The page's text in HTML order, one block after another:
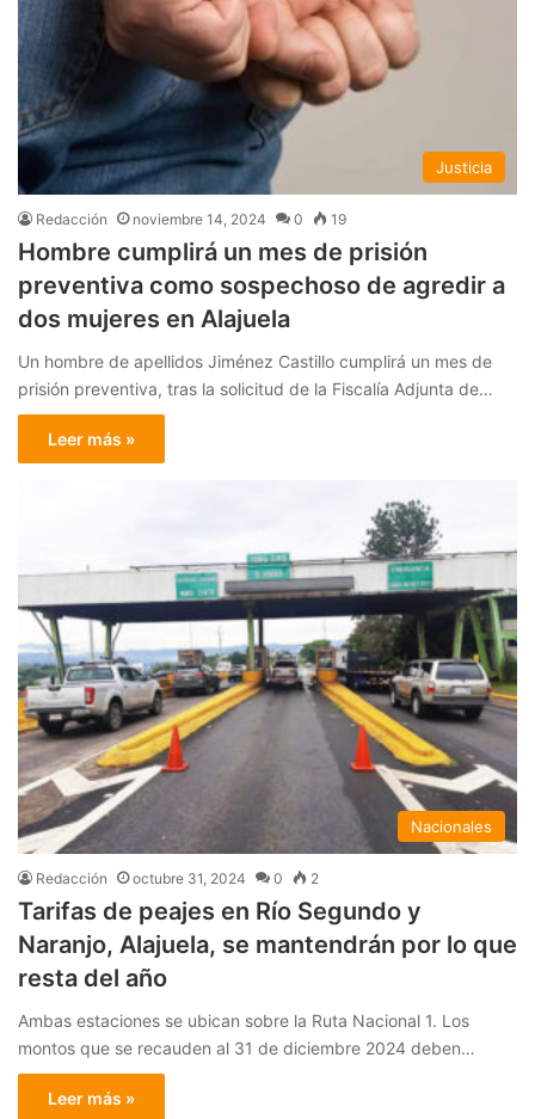
Justicia
Redacción noviembre 14, 2024 0 19
Hombre cumplirá un mes de prisión
preventiva como sospechoso de agredir a
dos mujeres en Alajuela
Un hombre de apellidos Jiménez Castillo cumplirá un mes de
prisión preventiva, tras la solicitud de la Fiscalía Adjunta de…
Leer más »
Nacionales
Redacción octubre 31, 2024 0 2
Tarifas de peajes en Río Segundo y
Naranjo, Alajuela, se mantendrán por lo que
resta del año
Ambas estaciones se ubican sobre la Ruta Nacional 1. Los
montos que se recauden al 31 de diciembre 2024 deben…
Leer más »